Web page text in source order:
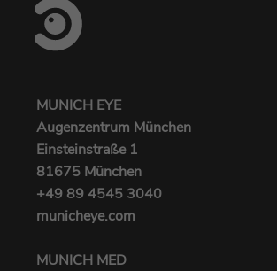
MUNICH EYE
Augenzentrum München
Einsteinstraße 1
81675 München
+49 89 4545 3040‬
municheye.com
MUNICH MED